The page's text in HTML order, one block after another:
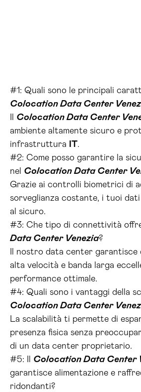
#1: Quali sono le principali
Colocation Data Center
Colocation Data Center
ambiente altamente sicuro e
infrastruttura
IT.
#2: Come posso garantire la
nel Colocation Data Center
Grazie ai controlli biometrici di
sorveglianza costante, i tuoi dati
al sicuro.
#3: Che tipo di connettività
Data Center Venezia?
Il nostro data center garantisce
alta velocità e banda larga
performance ottimale.
#4: Quali sono i vantaggi della
Colocation Data Center
La scalabilità ti permette di
presenza fisica senza
di un data center proprietario.
#5: Il Colocation Data Center
garantisce alimentazione e
ridondanti?